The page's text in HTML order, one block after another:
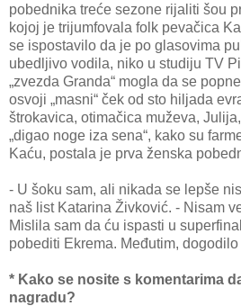
pobednika treće sezone rijaliti šou
kojoj je trijumfovala folk pevačica
se ispostavilo da je po glasovima
ubedljivo vodila, niko u studiju TV
„zvezda Granda“ mogla da se
osvoji „masni“ ček od sto hiljada
štrokavica, otimačica muževa,
„digao noge iza sena“, kako su
Kaću, postala je prva ženska
- U šoku sam, ali nikada se lepše
naš list Katarina Živković. - Nisam
Mislila sam da ću ispasti u
pobediti Ekrema. Međutim, dogodilo
* Kako se nosite s komentarima
nagradu?